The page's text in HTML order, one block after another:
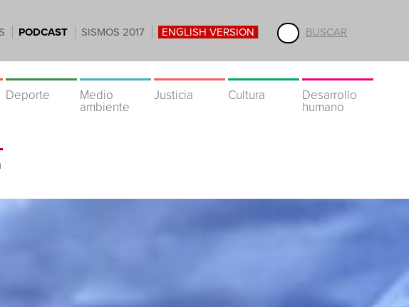
BUSCAR
PODCAST SISMOS 2017 ENGLISH VERSION
Deporte
Medio
ambiente
Justicia Cultura
Desarrollo
humano